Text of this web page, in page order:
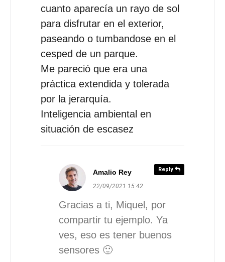
cuanto aparecía un rayo de sol
para disfrutar en el exterior,
paseando o tumbandose en el
cesped de un parque.
Me pareció que era una
práctica extendida y tolerada
por la jerarquía.
Inteligencia ambiental en
situación de escasez
Reply
Amalio Rey
22/09/2021 15:42
Gracias a ti, Miquel, por
compartir tu ejemplo. Ya
ves, eso es tener buenos
sensores 🙂